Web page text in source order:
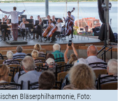
Bläserphilharmonie, Foto: